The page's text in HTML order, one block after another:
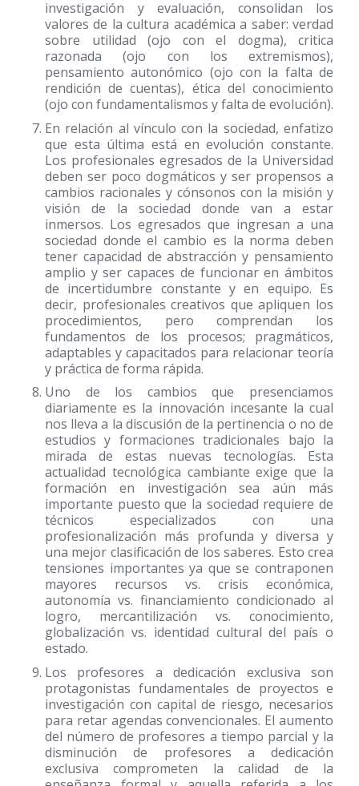
investigación y evaluación, consolidan los
valores de la cultura académica a saber: verdad
sobre utilidad (ojo con el dogma), critica
razonada (ojo con los extremismos),
pensamiento autonómico (ojo con la falta de
rendición de cuentas), ética del conocimiento
(ojo con fundamentalismos y falta de evolución).
En relación al vínculo con la sociedad, enfatizo
que esta última está en evolución constante.
Los profesionales egresados de la Universidad
deben ser poco dogmáticos y ser propensos a
cambios racionales y cónsonos con la misión y
visión de la sociedad donde van a estar
inmersos. Los egresados que ingresan a una
sociedad donde el cambio es la norma deben
tener capacidad de abstracción y pensamiento
amplio y ser capaces de funcionar en ámbitos
de incertidumbre constante y en equipo. Es
decir, profesionales creativos que apliquen los
procedimientos, pero comprendan los
fundamentos de los procesos; pragmáticos,
adaptables y capacitados para relacionar teoría
y práctica de forma rápida.
Uno de los cambios que presenciamos
diariamente es la innovación incesante la cual
nos lleva a la discusión de la pertinencia o no de
estudios y formaciones tradicionales bajo la
mirada de estas nuevas tecnologías. Esta
actualidad tecnológica cambiante exige que la
formación en investigación sea aún más
importante puesto que la sociedad requiere de
técnicos especializados con una
profesionalización más profunda y diversa y
una mejor clasificación de los saberes. Esto crea
tensiones importantes ya que se contraponen
mayores recursos vs. crisis económica,
autonomía vs. financiamiento condicionado al
logro, mercantilización vs. conocimiento,
globalización vs. identidad cultural del país o
estado.
Los profesores a dedicación exclusiva son
protagonistas fundamentales de proyectos e
investigación con capital de riesgo, necesarios
para retar agendas convencionales. El aumento
del número de profesores a tiempo parcial y la
disminución de profesores a dedicación
exclusiva comprometen la calidad de la